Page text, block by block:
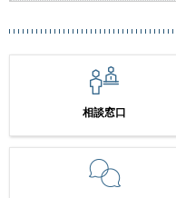
相談窓口